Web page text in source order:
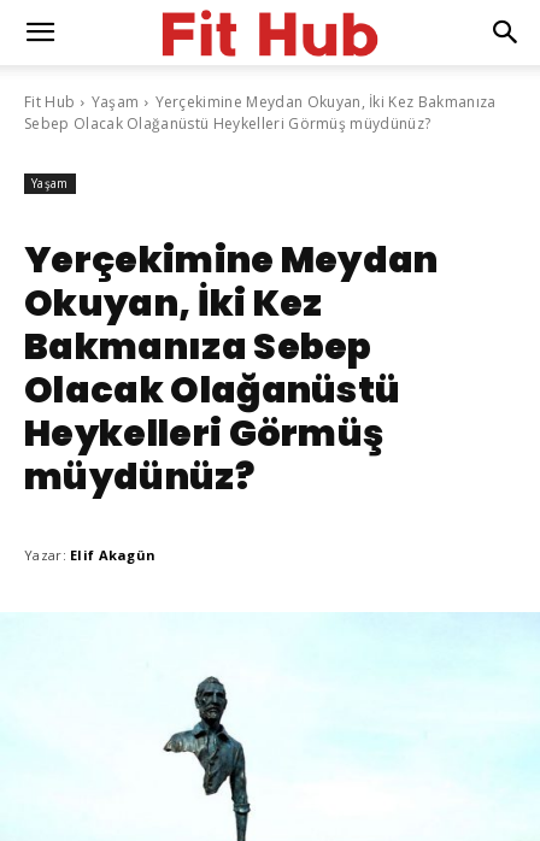
Fit Hub Yaşam
Yerçekimine Meydan Okuyan, İki Kez Bakmanıza
Sebep Olacak Olağanüstü Heykelleri Görmüş müydünüz?
Yaşam
Yerçekimine Meydan
Okuyan, İki Kez
Bakmanıza Sebep
Olacak Olağanüstü
Heykelleri Görmüş
müydünüz?
Yazar: Elif Akagün